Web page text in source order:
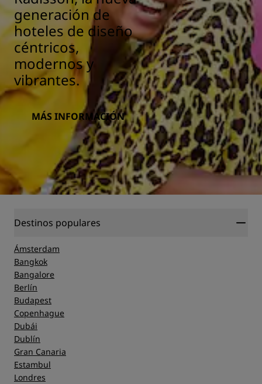
generación de
hoteles de diseño
céntricos,
modernos y
vibrantes.
MÁS INFORMACIÓN
Destinos populares
Ámsterdam
Bangkok
Bangalore
Berlín
Budapest
Copenhague
Dubái
Dublín
Gran Canaria
Estambul
Londres